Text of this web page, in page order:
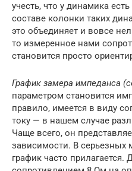
учесть, что у динамика
составе колонки таких
это объединяет и вовсе
то измеренное нами
становится просто
График замера импеданса
параметром становится
правило, имеется в виду
току — в нашем случае
Чаще всего, он
зависимости. В серьезных
график часто прилагается.